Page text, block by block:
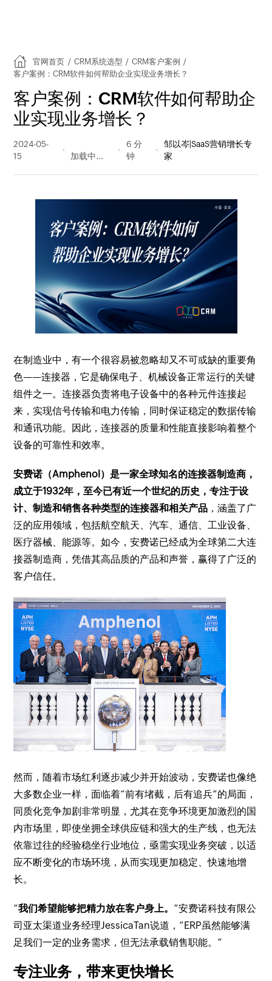
官网首页 / CRM系统选型 / CRM客户案例 /
客户案例：CRM软件如何帮助企业实现业务增长？
客户案例：CRM软件如何帮助企
业实现业务增长？
2024-05-
15
量
6 分
钟
邹以岑|SaaS营销增长专
家
在制造业中，有一个很容易被忽略却又不可或缺的重要角
色——连接器，它是确保电子、机械设备正常运行的关键
组件之一。连接器负责将电子设备中的各种元件连接起
来，实现信号传输和电力传输，同时保证稳定的数据传输
和通讯功能。因此，连接器的质量和性能直接影响着整个
设备的可靠性和效率。
安费诺（Amphenol）是一家全球知名的连接器制造商，
成立于1932年，至今已有近一个世纪的历史，专注于设
计、制造和销售各种类型的连接器和相关产品 ，涵盖了广
泛的应用领域，包括航空航天、汽车、通信、工业设备、
医疗器械、能源等。如今，安费诺已经成为全球第二大连
接器制造商，凭借其高品质的产品和声誉，赢得了广泛的
客户信任。
然而，随着市场红利逐步减少并开始波动，安费诺也像绝
大多数企业一样，面临着“前有堵截，后有追兵”的局面，
同质化竞争加剧非常明显，尤其在竞争环境更加激烈的国
内市场里，即使坐拥全球供应链和强大的生产线，也无法
依靠过往的经验稳坐行业地位，亟需实现业务突破，以适
应不断变化的市场环境，从而实现更加稳定、快速地增
长。
“我们希望能够把精力放在客户身上。 ”安费诺科技有限公
司亚太渠道业务经理JessicaTan说道，“ERP虽然能够满
足我们一定的业务需求，但无法承载销售职能。”
专注业务，带来更快增长